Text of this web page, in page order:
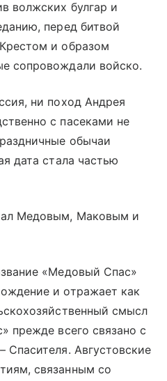
волжских булгар и
перед битвой
и образом
сопровождали войско.
ни поход Андрея
с пасеками не
обычаи
дата стала частью
Медовым, Маковым и
«Медовый Спас»
и отражает как
смысл
прежде всего связано с
Спасителя. Августовские
связанным со